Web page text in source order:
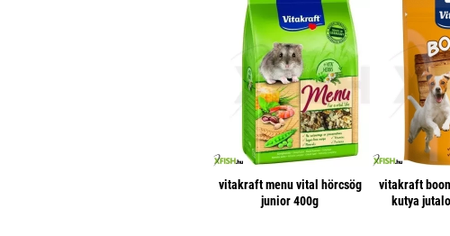
vitakraft menu vital hörcsög
junior 400g
vitakraft
kutya